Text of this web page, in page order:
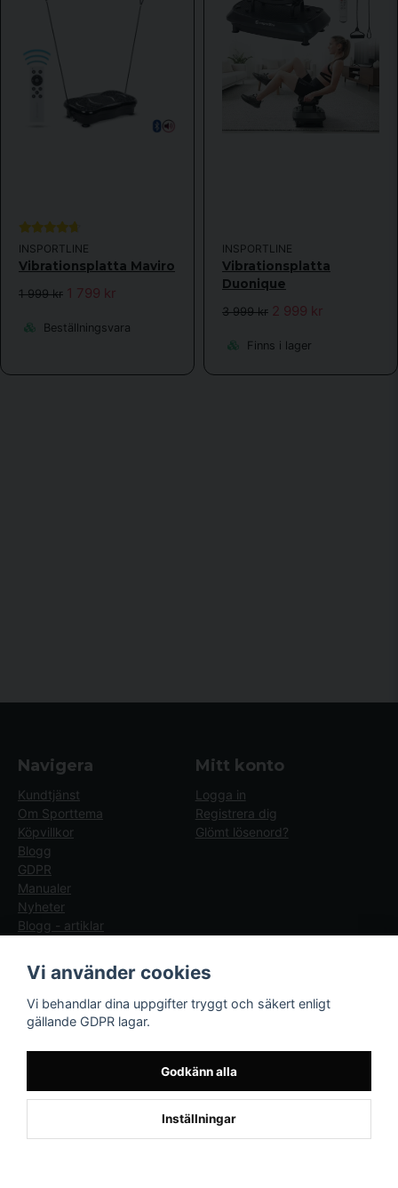
INSPORTLINE
Vibrationsplatta Maviro
1 999 kr 1 799 kr
Beställningsvara
INSPORTLINE
Vibrationsplatta
Duonique
3 999 kr 2 999 kr
Finns i lager
Navigera
Kundtjänst
Om Sporttema
Köpvillkor
Blogg
GDPR
Manualer
Nyheter
Blogg - artiklar
Mitt konto
Logga in
Registrera dig
Glömt lösenord?
Följ oss
AB
Drottninggatan 47
×
Kund frånÅLESUND
beställde Adapter Exum 29V 2A
Vi använder cookies
Vi behandlar dina uppgifter tryggt och säkert enligt
gällande GDPR lagar.
Godkänn alla
Inställningar